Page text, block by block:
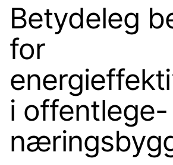
Betydeleg
for
i